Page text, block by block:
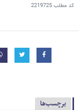
کد مطلب2219725
برچسب‌ها